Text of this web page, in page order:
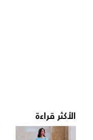
الأكثر قراءة